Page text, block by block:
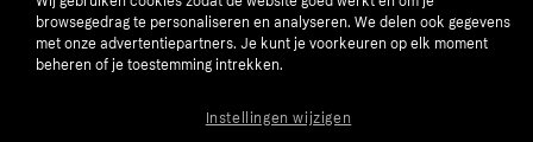
CookiesKlarna.com
browsegedrag te personaliseren en analyseren. We delen ook gegevens
met onze advertentiepartners. Je kunt je voorkeuren op elk moment
beheren of je toestemming intrekken.
Instellingen wijzigen